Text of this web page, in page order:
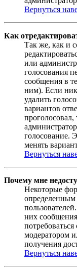
Вернуться
Как
Так же, как и
или
голосования
сообщения в
ним). Если
удалить
вариантов
проголосовал,
голосование.
менять
Вернуться
Почему мне
Некоторые
определенным
них
модератором
получения
Вернуться